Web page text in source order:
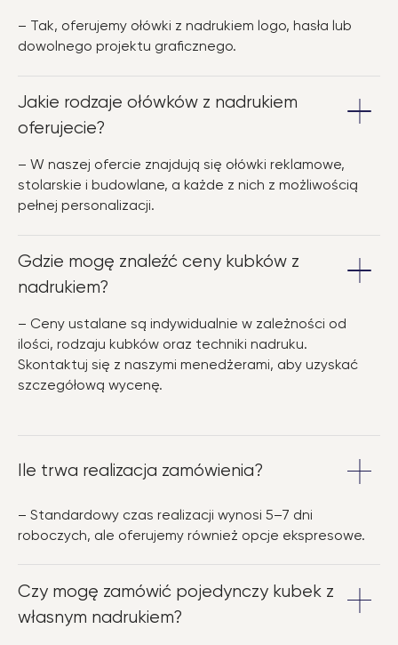
– Tak, oferujemy ołówki z nadrukiem logo, hasła lub
dowolnego projektu graficznego.
Jakie rodzaje ołówków z nadrukiem
oferujecie?
– W naszej ofercie znajdują się ołówki reklamowe,
stolarskie i budowlane, a każde z nich z możliwością
pełnej personalizacji.
Gdzie mogę znaleźć ceny kubków z
nadrukiem?
– Ceny ustalane są indywidualnie w zależności od
ilości, rodzaju kubków oraz techniki nadruku.
Skontaktuj się z naszymi menedżerami, aby uzyskać
szczegółową wycenę.
Ile trwa realizacja zamówienia?
– Standardowy czas realizacji wynosi 5–7 dni
roboczych, ale oferujemy również opcje ekspresowe.
Czy mogę zamówić pojedynczy kubek z
własnym nadrukiem?